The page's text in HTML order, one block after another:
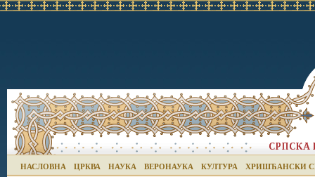
НАСЛОВНА ЦРКВА НАУКА ВЕРОНАУКА КУЛТУРА ХРИШЋАНСКИ